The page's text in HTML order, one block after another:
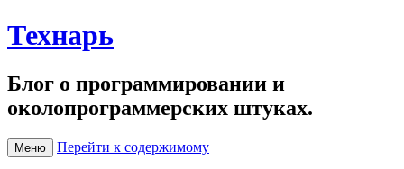
Технарь
Блог о программировании и
околопрограммерских штуках.
Меню Перейти к содержимому